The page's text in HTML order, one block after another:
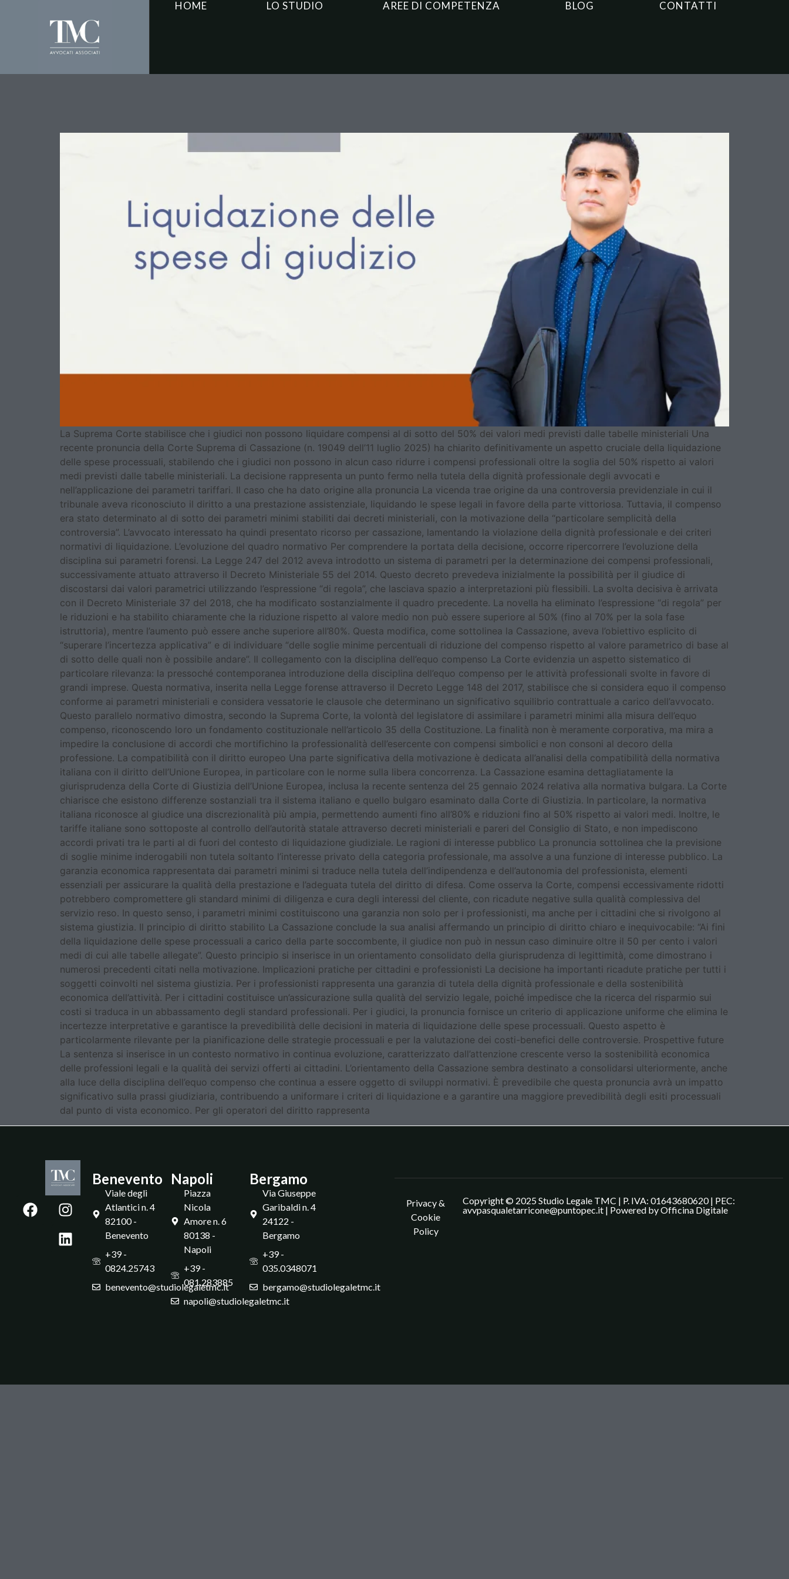
HOME LO STUDIO AREE DI COMPETENZA BLOG CONTATTI
La Suprema Corte stabilisce che i giudici non possono liquidare compensi al di sotto del 50% dei valori medi previsti dalle tabelle ministeriali Una
recente pronuncia della Corte Suprema di Cassazione (n. 19049 dell’11 luglio 2025) ha chiarito definitivamente un aspetto cruciale della liquidazione
delle spese processuali, stabilendo che i giudici non possono in alcun caso ridurre i compensi professionali oltre la soglia del 50% rispetto ai valori
medi previsti dalle tabelle ministeriali. La decisione rappresenta un punto fermo nella tutela della dignità professionale degli avvocati e
nell’applicazione dei parametri tariffari. Il caso che ha dato origine alla pronuncia La vicenda trae origine da una controversia previdenziale in cui il
tribunale aveva riconosciuto il diritto a una prestazione assistenziale, liquidando le spese legali in favore della parte vittoriosa. Tuttavia, il compenso
era stato determinato al di sotto dei parametri minimi stabiliti dai decreti ministeriali, con la motivazione della “particolare semplicità della
controversia”. L’avvocato interessato ha quindi presentato ricorso per cassazione, lamentando la violazione della dignità professionale e dei criteri
normativi di liquidazione. L’evoluzione del quadro normativo Per comprendere la portata della decisione, occorre ripercorrere l’evoluzione della
disciplina sui parametri forensi. La Legge 247 del 2012 aveva introdotto un sistema di parametri per la determinazione dei compensi professionali,
successivamente attuato attraverso il Decreto Ministeriale 55 del 2014. Questo decreto prevedeva inizialmente la possibilità per il giudice di
discostarsi dai valori parametrici utilizzando l’espressione “di regola”, che lasciava spazio a interpretazioni più flessibili. La svolta decisiva è arrivata
con il Decreto Ministeriale 37 del 2018, che ha modificato sostanzialmente il quadro precedente. La novella ha eliminato l’espressione “di regola” per
le riduzioni e ha stabilito chiaramente che la riduzione rispetto al valore medio non può essere superiore al 50% (fino al 70% per la sola fase
istruttoria), mentre l’aumento può essere anche superiore all’80%. Questa modifica, come sottolinea la Cassazione, aveva l’obiettivo esplicito di
“superare l’incertezza applicativa” e di individuare “delle soglie minime percentuali di riduzione del compenso rispetto al valore parametrico di base al
di sotto delle quali non è possibile andare”. Il collegamento con la disciplina dell’equo compenso La Corte evidenzia un aspetto sistematico di
particolare rilevanza: la pressoché contemporanea introduzione della disciplina dell’equo compenso per le attività professionali svolte in favore di
grandi imprese. Questa normativa, inserita nella Legge forense attraverso il Decreto Legge 148 del 2017, stabilisce che si considera equo il compenso
conforme ai parametri ministeriali e considera vessatorie le clausole che determinano un significativo squilibrio contrattuale a carico dell’avvocato.
Questo parallelo normativo dimostra, secondo la Suprema Corte, la volontà del legislatore di assimilare i parametri minimi alla misura dell’equo
compenso, riconoscendo loro un fondamento costituzionale nell’articolo 35 della Costituzione. La finalità non è meramente corporativa, ma mira a
impedire la conclusione di accordi che mortifichino la professionalità dell’esercente con compensi simbolici e non consoni al decoro della
professione. La compatibilità con il diritto europeo Una parte significativa della motivazione è dedicata all’analisi della compatibilità della normativa
italiana con il diritto dell’Unione Europea, in particolare con le norme sulla libera concorrenza. La Cassazione esamina dettagliatamente la
giurisprudenza della Corte di Giustizia dell’Unione Europea, inclusa la recente sentenza del 25 gennaio 2024 relativa alla normativa bulgara. La Corte
chiarisce che esistono differenze sostanziali tra il sistema italiano e quello bulgaro esaminato dalla Corte di Giustizia. In particolare, la normativa
italiana riconosce al giudice una discrezionalità più ampia, permettendo aumenti fino all’80% e riduzioni fino al 50% rispetto ai valori medi. Inoltre, le
tariffe italiane sono sottoposte al controllo dell’autorità statale attraverso decreti ministeriali e pareri del Consiglio di Stato, e non impediscono
accordi privati tra le parti al di fuori del contesto di liquidazione giudiziale. Le ragioni di interesse pubblico La pronuncia sottolinea che la previsione
di soglie minime inderogabili non tutela soltanto l’interesse privato della categoria professionale, ma assolve a una funzione di interesse pubblico. La
garanzia economica rappresentata dai parametri minimi si traduce nella tutela dell’indipendenza e dell’autonomia del professionista, elementi
essenziali per assicurare la qualità della prestazione e l’adeguata tutela del diritto di difesa. Come osserva la Corte, compensi eccessivamente ridotti
potrebbero compromettere gli standard minimi di diligenza e cura degli interessi del cliente, con ricadute negative sulla qualità complessiva del
servizio reso. In questo senso, i parametri minimi costituiscono una garanzia non solo per i professionisti, ma anche per i cittadini che si rivolgono al
sistema giustizia. Il principio di diritto stabilito La Cassazione conclude la sua analisi affermando un principio di diritto chiaro e inequivocabile: “Ai fini
della liquidazione delle spese processuali a carico della parte soccombente, il giudice non può in nessun caso diminuire oltre il 50 per cento i valori
medi di cui alle tabelle allegate”. Questo principio si inserisce in un orientamento consolidato della giurisprudenza di legittimità, come dimostrano i
numerosi precedenti citati nella motivazione. Implicazioni pratiche per cittadini e professionisti La decisione ha importanti ricadute pratiche per tutti i
soggetti coinvolti nel sistema giustizia. Per i professionisti rappresenta una garanzia di tutela della dignità professionale e della sostenibilità
economica dell’attività. Per i cittadini costituisce un’assicurazione sulla qualità del servizio legale, poiché impedisce che la ricerca del risparmio sui
costi si traduca in un abbassamento degli standard professionali. Per i giudici, la pronuncia fornisce un criterio di applicazione uniforme che elimina le
incertezze interpretative e garantisce la prevedibilità delle decisioni in materia di liquidazione delle spese processuali. Questo aspetto è
particolarmente rilevante per la pianificazione delle strategie processuali e per la valutazione dei costi-benefici delle controversie. Prospettive future
La sentenza si inserisce in un contesto normativo in continua evoluzione, caratterizzato dall’attenzione crescente verso la sostenibilità economica
delle professioni legali e la qualità dei servizi offerti ai cittadini. L’orientamento della Cassazione sembra destinato a consolidarsi ulteriormente, anche
alla luce della disciplina dell’equo compenso che continua a essere oggetto di sviluppi normativi. È prevedibile che questa pronuncia avrà un impatto
significativo sulla prassi giudiziaria, contribuendo a uniformare i criteri di liquidazione e a garantire una maggiore prevedibilità degli esiti processuali
dal punto di vista economico. Per gli operatori del diritto rappresenta
Benevento
Viale degli
Atlantici n. 4
82100 -
Benevento
+39 -
0824.25743
benevento@studiolegaletmc.it
Napoli
Piazza
Nicola
Amore n. 6
80138 -
Napoli
+39 -
081.283885
napoli@studiolegaletmc.it
Bergamo
Via Giuseppe
Garibaldi n. 4
24122 -
Bergamo
+39 -
035.0348071
bergamo@studiolegaletmc.it
Privacy &
Cookie
Policy
Copyright © 2025 Studio Legale TMC | P. IVA: 01643680620 | PEC:
avvpasqualetarricone@puntopec.it | Powered byOfficina Digitale